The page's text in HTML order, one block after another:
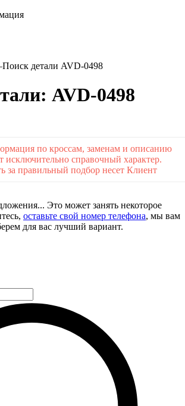
Поиск детали AVD-0498
AVD-0498
по кроссам, заменам и описанию
исключительно справочный характер.
за правильный подбор несет Клиент
Это может занять некоторое
оставьте свой номер телефона, мы вам
для вас лучший вариант.